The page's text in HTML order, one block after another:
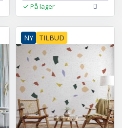
På lager
NY TILBUD